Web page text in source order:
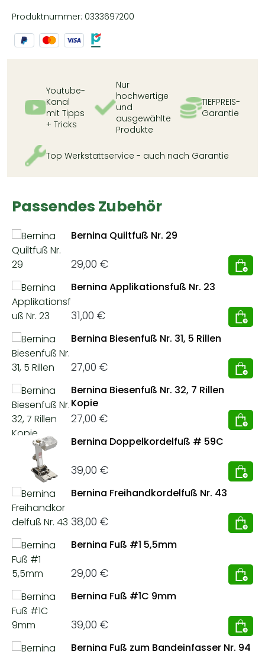
Produktnummer: 0333697200
Youtube-
Kanal
mit Tipps
+ Tricks
Nur
hochwertige
und
ausgewählte
Produkte
TIEFPREIS-
Garantie
Top Werkstattservice - auch nach Garantie
Passendes Zubehör
Produktgalerie überspringenBernina Quiltfuß Nr. 29
Regulärer Preis:
29,00 €
Bernina Applikationsfuß Nr. 23
Regulärer Preis:
31,00 €
Bernina Biesenfuß Nr. 31, 5 Rillen
Regulärer Preis:
27,00 €
Bernina Biesenfuß Nr. 32, 7 Rillen
Kopie
Regulärer Preis:
27,00 €
Bernina Doppelkordelfuß # 59C
Regulärer Preis:
39,00 €
Bernina Freihandkordelfuß Nr. 43
Regulärer Preis:
38,00 €
Bernina Fuß #1 5,5mm
Regulärer Preis:
29,00 €
Bernina Fuß #1C 9mm
Regulärer Preis:
39,00 €
Bernina Fuß zum Bandeinfasser Nr. 94